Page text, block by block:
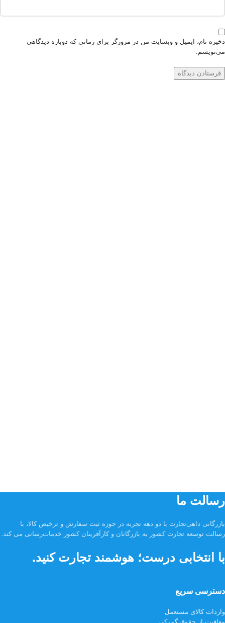
ذخیره نام، ایمیل و وبسایت من در مرورگر برای زمانی که دوباره دیدگاهی
می‌نویسم.
رسالت ما
بازرگانی داهی‌تجارت با دو دهه تجربه در حوزه ثبت سفارش و ترخیص کالا، با
رسالت توسعه تجارت کشور به بازرگانان و کارآفرینان کشور خدمات‌رسانی می کند.
با انتخابی درست؛ هوشمند تجارت کنید.
دسترسی سریع
واردات کالای مستعمل